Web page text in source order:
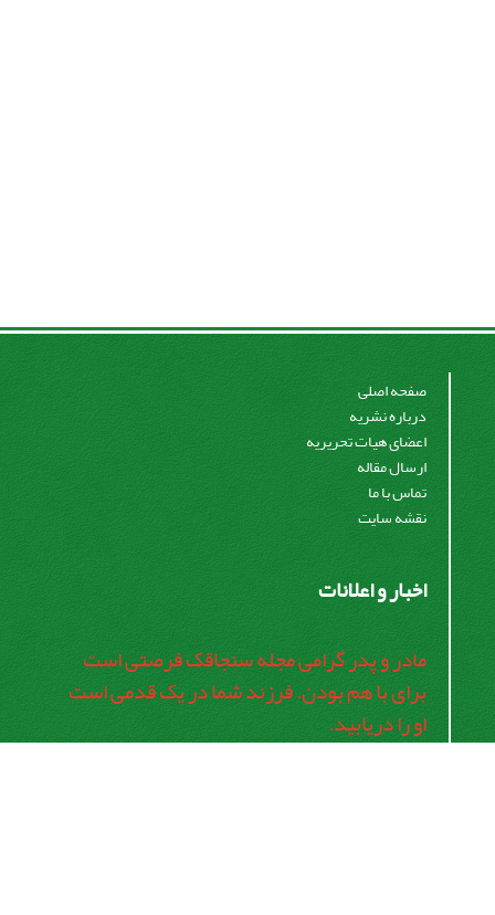
صفحه اصلی
درباره نشریه
اعضای هیات تحریریه
ارسال مقاله
تماس با ما
نقشه سایت
اخبار و اعلانات
مادر و پدر گرامی مجله سنجاقک فرصتی است
برای با هم بودن. فرزند شما در یک قدمی است
او را دریابید.